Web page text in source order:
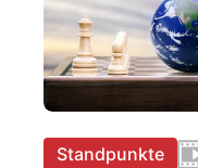
Standpunkte